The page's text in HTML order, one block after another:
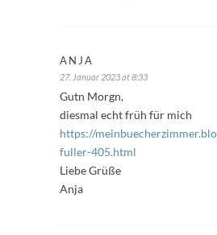
ANJA
27. Januar 2023 at 8:33
Gutn Morgn,
diesmal echt früh für mich
https://
fuller-405.html
Liebe Grüße
Anja